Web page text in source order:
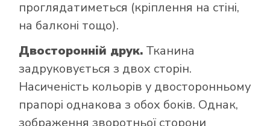
проглядатиметься (кріплення на стіні,
на балконі тощо).
Двосторонній друк. Тканина
задруковується з двох сторін.
Насиченість кольорів у двосторонньому
прапорі однакова з обох боків. Однак,